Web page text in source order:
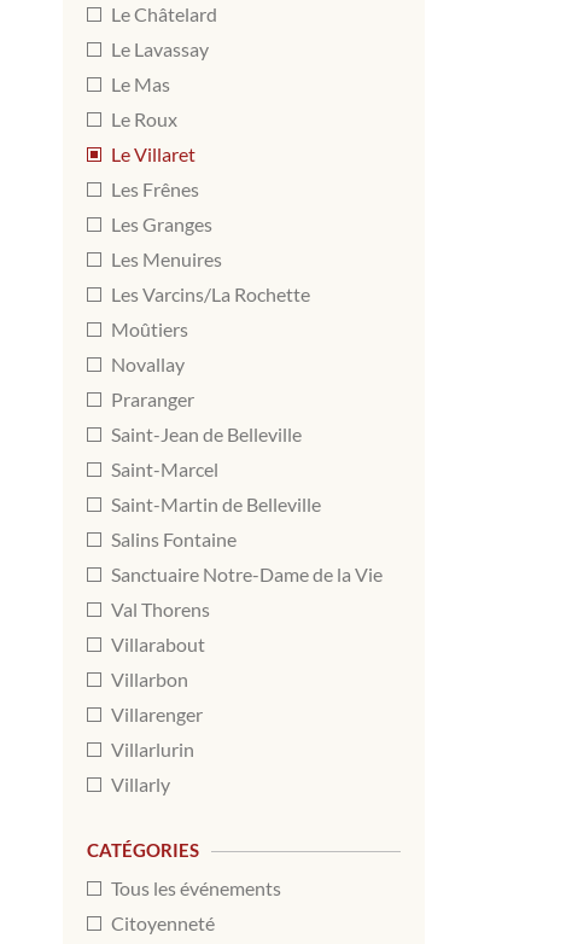
Le Châtelard
Le Lavassay
Le Mas
Le Roux
Le Villaret
Les Frênes
Les Granges
Les Menuires
Les Varcins/La Rochette
Moûtiers
Novallay
Praranger
Saint-Jean de Belleville
Saint-Marcel
Saint-Martin de Belleville
Salins Fontaine
Sanctuaire Notre-Dame de la Vie
Val Thorens
Villarabout
Villarbon
Villarenger
Villarlurin
Villarly
CATÉGORIES
Tous les événements
Citoyenneté